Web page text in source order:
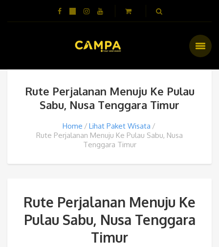
Rute Perjalanan Menuju Ke Pulau
Sabu, Nusa Tenggara Timur
Home
Lihat Paket Wisata
Rute Perjalanan Menuju Ke Pulau Sabu, Nusa
Tenggara Timur
Rute Perjalanan Menuju Ke
Pulau Sabu, Nusa Tenggara
Timur